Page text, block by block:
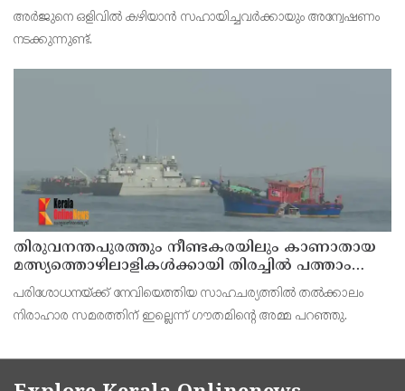
ക്വട്ടേഷന്‍ നേതാവ്
അര്‍ജുനെ ഒളിവില്‍ കഴിയാന്‍ സഹായിച്ചവര്‍ക്കായും അന്വേഷണം
നടക്കുന്നുണ്ട്.
തിരുവനന്തപുരത്തും നീണ്ടകരയിലും കാണാതായ
മത്സ്യത്തൊഴിലാളികള്‍ക്കായി തിരച്ചില്‍ പത്താം
ദിവസത്തിലേക്ക്
പരിശോധനയ്ക്ക് നേവിയെത്തിയ സാഹചര്യത്തില്‍ തല്‍ക്കാലം
നിരാഹാര സമരത്തിന് ഇല്ലെന്ന് ഗൗതമിന്റെ അമ്മ പറഞ്ഞു.